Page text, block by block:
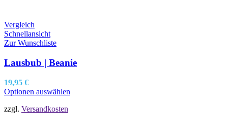
Vergleich
Schnellansicht
Zur Wunschliste
Lausbub | Beanie
19,95 €
Optionen auswählen
zzgl. Versandkosten